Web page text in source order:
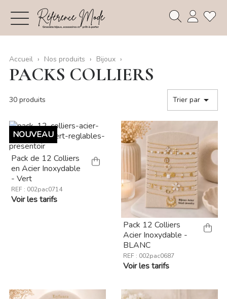
Accueil Nos produits Bijoux
PACKS COLLIERS
30 produits Trier par 
Pack de 12 Colliers
en Acier Inoxydable
- Vert
REF : 002pac0714
Voir les tarifs
NOUVEAU
Pack 12 Colliers
Acier Inoxydable -
BLANC
REF : 002pac0687
Voir les tarifs